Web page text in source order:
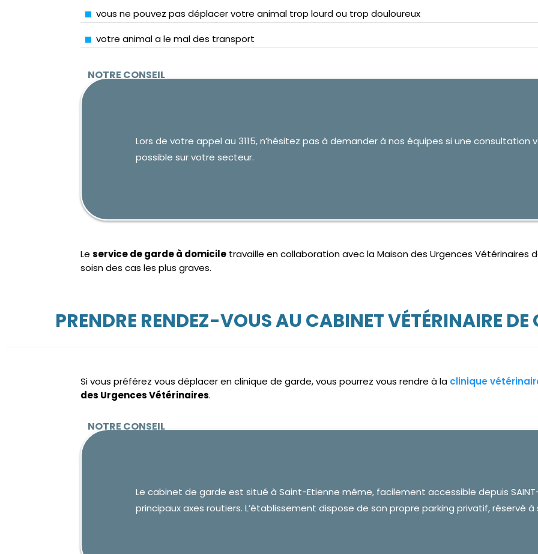
vous ne pouvez pas déplacer votre animal trop lourd ou trop douloureux
votre animal a le mal des transport
Lors de votre appel au 3115, n’hésitez pas à demander à nos équipes si une
possible sur votre secteur.
Leservice de garde à domicile travaille en collaboration avec la Maison des Urgences Vétérinaires
soisn des cas les plus graves.
PRENDRE RENDEZ-VOUS AU CABINET VÉTÉRINAIRE
Si vous préférez vous déplacer en clinique de garde, vous pourrez vous rendre à la clinique
des Urgences Vétérinaires.
Le cabinet de garde est situé à Saint-Etienne même, facilement accessible depuis SAINT-
principaux axes routiers. L’établissement dispose de son propre parking privatif, réservé